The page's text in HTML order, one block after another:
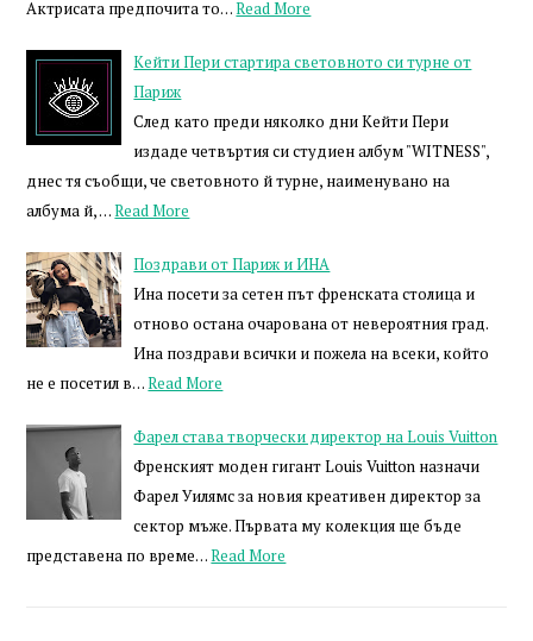
Актрисата предпочита то…Read More
Кейти Пери стартира световното си турне от
Париж
След като преди няколко дни Кейти Пери
издаде четвъртия си студиен албум "WITNESS",
днес тя съобщи, че световното й турне, наименувано на
албума й, …Read More
Поздрави от Париж и ИНА
Ина посети за сетен път френската столица и
отново остана очарована от невероятния град.
Ина поздрави всички и пожела на всеки, който
не е посетил в…Read More
Фарел става творчески директор на Louis Vuitton
Френският моден гигант Louis Vuitton назначи
Фарел Уилямс за новия креативен директор за
сектор мъже. Първата му колекция ще бъде
представена по време…Read More